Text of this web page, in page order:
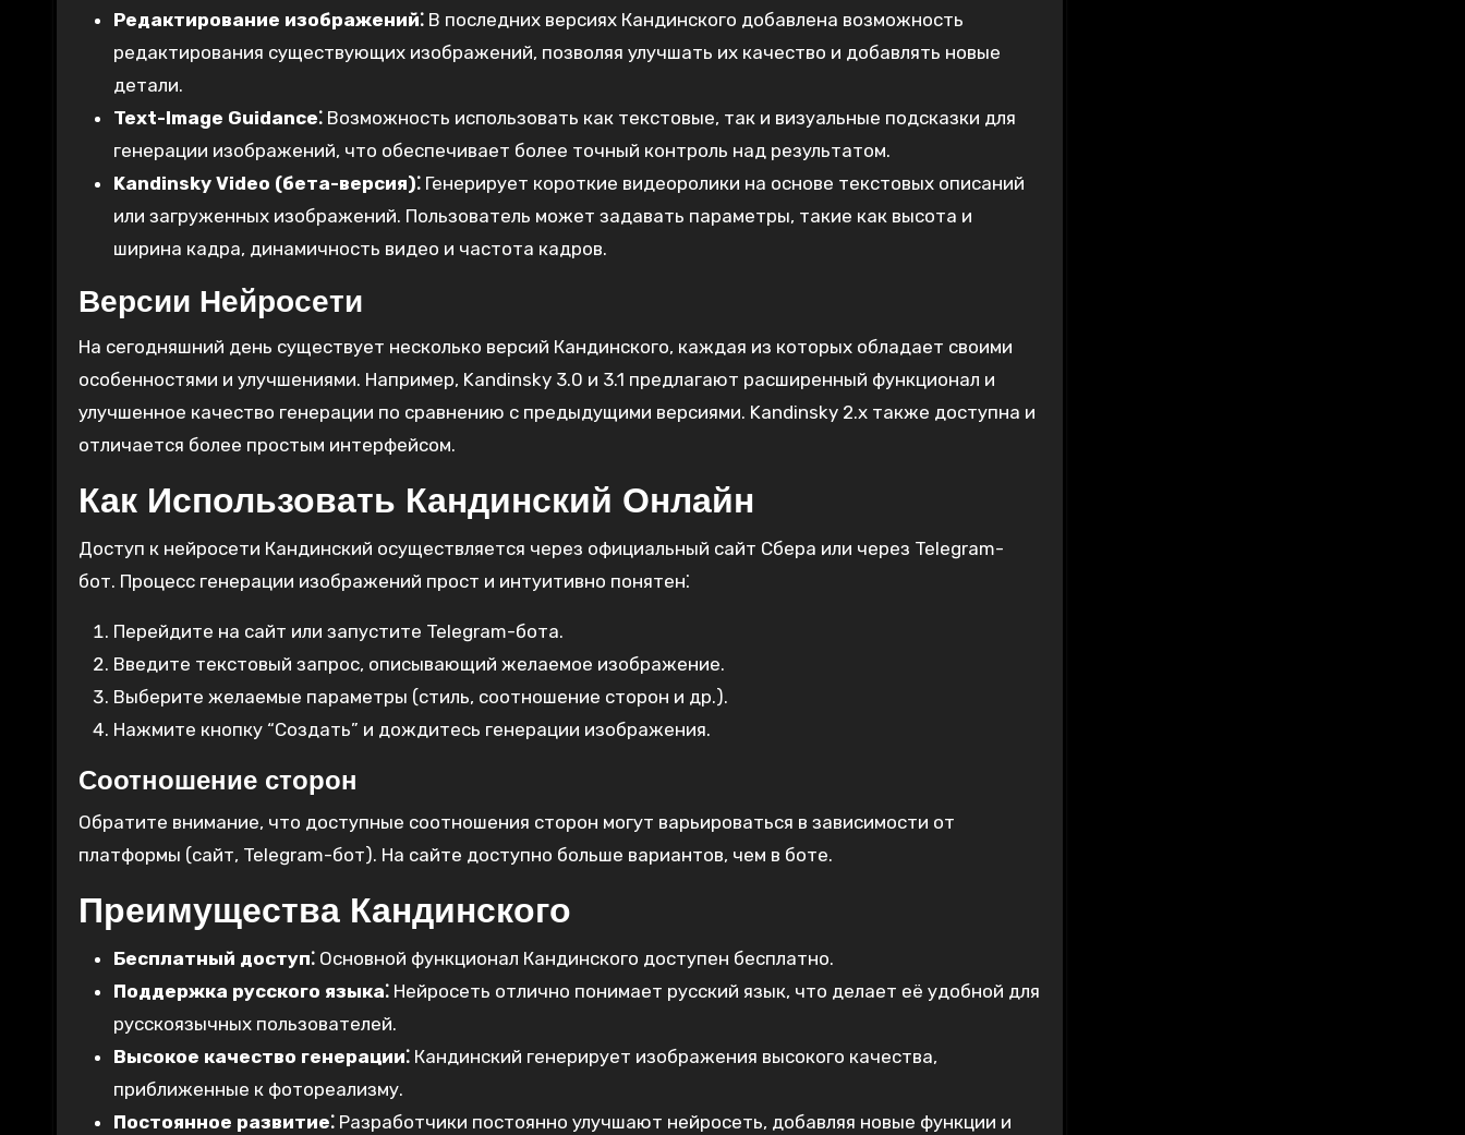
Редактирование изображений⁚ В последних версиях Кандинского добавлена возможность
редактирования существующих изображений, позволяя улучшать их качество и добавлять новые
детали.
Text-Image Guidance⁚ Возможность использовать как текстовые, так и визуальные подсказки для
генерации изображений, что обеспечивает более точный контроль над результатом.
Kandinsky Video (бета-версия)⁚ Генерирует короткие видеоролики на основе текстовых описаний
или загруженных изображений. Пользователь может задавать параметры, такие как высота и
ширина кадра, динамичность видео и частота кадров.
Версии Нейросети
На сегодняшний день существует несколько версий Кандинского, каждая из которых обладает своими
особенностями и улучшениями. Например, Kandinsky 3.0 и 3.1 предлагают расширенный функционал и
улучшенное качество генерации по сравнению с предыдущими версиями. Kandinsky 2.x также доступна и
отличается более простым интерфейсом.
Как Использовать Кандинский Онлайн
Доступ к нейросети Кандинский осуществляется через официальный сайт Сбера или через Telegram-
бот. Процесс генерации изображений прост и интуитивно понятен⁚
Перейдите на сайт или запустите Telegram-бота.
Введите текстовый запрос, описывающий желаемое изображение.
Выберите желаемые параметры (стиль, соотношение сторон и др.).
Нажмите кнопку “Создать” и дождитесь генерации изображения.
Соотношение сторон
Обратите внимание, что доступные соотношения сторон могут варьироваться в зависимости от
платформы (сайт, Telegram-бот). На сайте доступно больше вариантов, чем в боте.
Преимущества Кандинского
Бесплатный доступ⁚ Основной функционал Кандинского доступен бесплатно.
Поддержка русского языка⁚ Нейросеть отлично понимает русский язык, что делает её удобной для
русскоязычных пользователей.
Высокое качество генерации⁚ Кандинский генерирует изображения высокого качества,
приближенные к фотореализму.
Постоянное развитие⁚ Разработчики постоянно улучшают нейросеть, добавляя новые функции и